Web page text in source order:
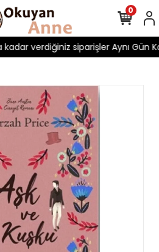
verdiğiniz siparişler Aynı Gün
0